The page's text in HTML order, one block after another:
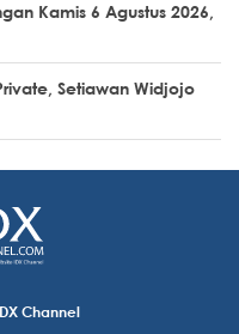
Kamis 6 Agustus 2026,
Setiawan Widjojo
Channel